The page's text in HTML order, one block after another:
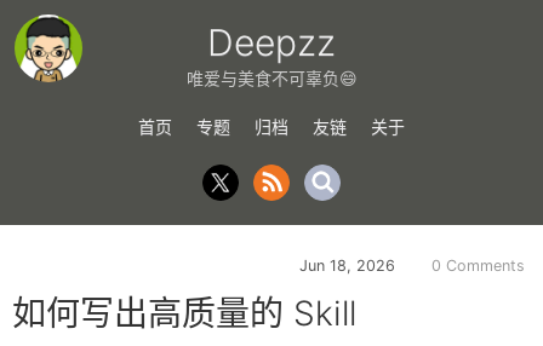
Deepzz
唯爱与美食不可辜负😄
首页 专题 归档 友链 关于
Jun 18, 2026 0 Comments
如何写出高质量的 Skill